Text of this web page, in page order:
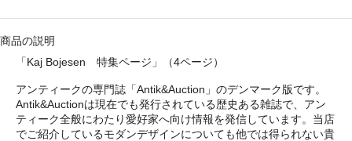
商品の説明
「Kaj Bojesen 特集ページ」
（4ページ）
アンティークの専門誌「Antik&Auction」のデンマーク版です。
Antik&Auctionは現在でも発行されている歴史ある雑誌で、アン
ティーク全般にわたり愛好家へ向け情報を発信しています。当店
でご紹介しているモダンデザインについても他では得られない貴
・配送について